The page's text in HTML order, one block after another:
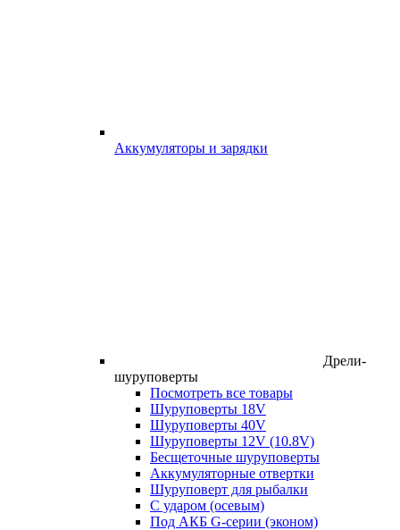
Аккумуляторы и зарядки
Дрели-
шуруповерты
Посмотреть все товары
Шуруповерты 18V
Шуруповерты 40V
Шуруповерты 12V (10.8V)
Бесщеточные шуруповерты
Аккумуляторные отвертки
Шуруповерт для рыбалки
С ударом (осевым)
Под АКБ G-серии (эконом)